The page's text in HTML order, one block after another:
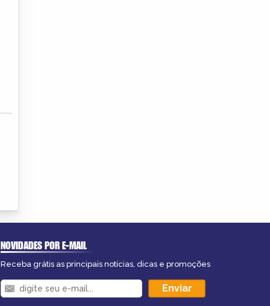
NOVIDADES POR E-MAIL
Receba grátis as principais notícias, dicas e promoções